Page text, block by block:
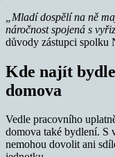
„Mladí dospělí na ně
náročnost spojená s
důvody zástupci spolku
Kde najít
domova
Vedle pracovního
domova také bydlení. S
nemohou dovolit ani